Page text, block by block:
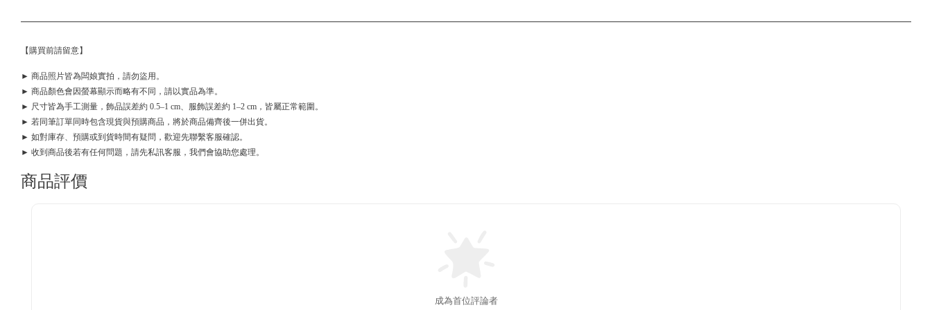
【購買前請留意】
► 商品照片皆為闆娘實拍，請勿盜用。
► 商品顏色會因螢幕顯示而略有不同，請以實品為準。
► 尺寸皆為手工測量，飾品誤差約 0.5–1 cm、服飾誤差約 1–2 cm，皆屬正常範圍。
► 若同筆訂單同時包含現貨與預購商品，將於商品備齊後一併出貨。
► 如對庫存、預購或到貨時間有疑問，歡迎先聯繫客服確認。
► 收到商品後若有任何問題，請先私訊客服，我們會協助您處理。
商品評價
成為首位評論者